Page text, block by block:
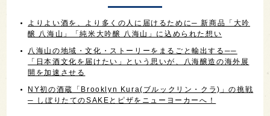
よりよい酒を、より多くの人に届けるために─ 新商品「大吟
醸 八海山」「純米大吟醸 八海山」に込められた想い
八海山の地域・文化・ストーリーをまるごと輸出する──
「日本酒文化を届けたい」という思いが、八海醸造の海外展
開を加速させる
NY初の酒蔵「Brooklyn Kura(ブルックリン・クラ)」の挑戦
─ しぼりたてのSAKEとピザをニューヨーカーへ！